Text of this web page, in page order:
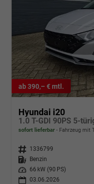
ab 390,– € mtl.
Hyundai i20
sofort lieferbar Fahrzeug mit
Fahrzeugnr. 1336799
Kraftstoff
Benzin
Leistung
66 kW (90 PS)
03.06.2026